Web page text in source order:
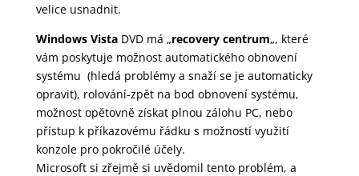
velice usnadnit.
Windows VistaDVD má „recovery centrum„, které
vám poskytuje možnost automatického obnovení
systému (hledá problémy a snaží se je automaticky
opravit), rolování-zpět na bod obnovení systému,
možnost opětovně získat plnou zálohu PC, nebo
přístup k příkazovému řádku s možností využití
konzole pro pokročilé účely.
Microsoft si zřejmě si uvědomil tento problém, a